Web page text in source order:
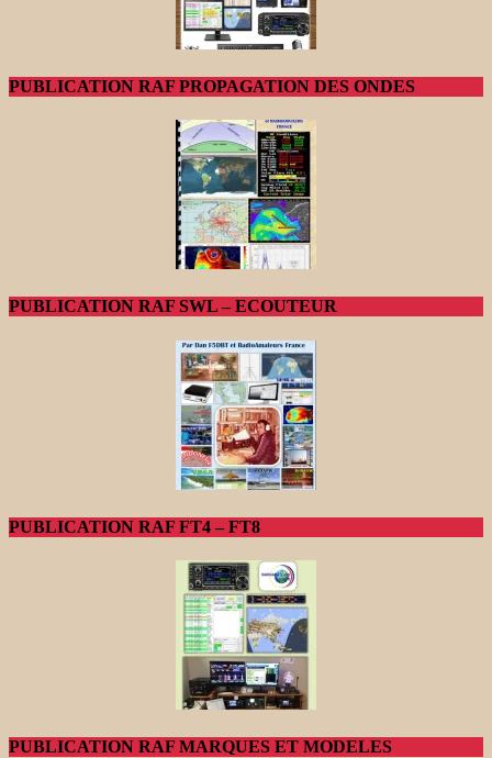
PUBLICATION RAF PROPAGATION DES ONDES
PUBLICATION RAF SWL – ECOUTEUR
PUBLICATION RAF FT4 – FT8
PUBLICATION RAF MARQUES ET MODELES